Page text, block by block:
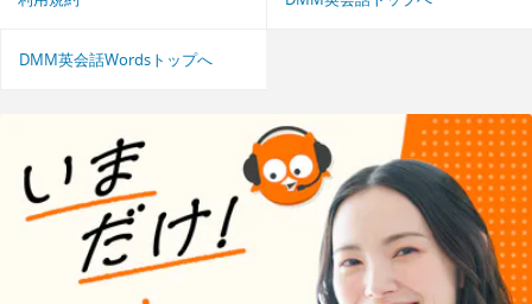
DMM英会話Wordsトップへ